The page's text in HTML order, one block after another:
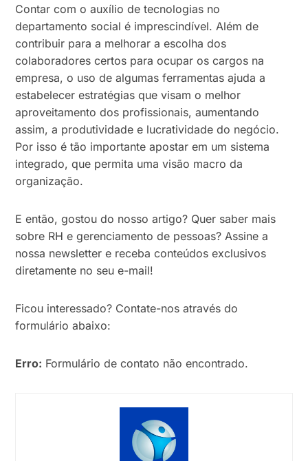
Contar com o auxílio de tecnologias no
departamento social é imprescindível. Além de
contribuir para a melhorar a escolha dos
colaboradores certos para ocupar os cargos na
empresa, o uso de algumas ferramentas ajuda a
estabelecer estratégias que visam o melhor
aproveitamento dos profissionais, aumentando
assim, a produtividade e lucratividade do negócio.
Por isso é tão importante apostar em um sistema
integrado, que permita uma visão macro da
organização.
E então, gostou do nosso artigo? Quer saber mais
sobre RH e gerenciamento de pessoas? Assine a
nossa newsletter e receba conteúdos exclusivos
diretamente no seu e-mail!
Ficou interessado? Contate-nos através do
formulário abaixo:
Erro: Formulário de contato não encontrado.